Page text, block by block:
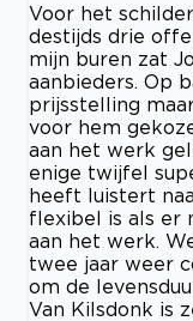
Voor het
destijds drie
mijn buren zat
aanbieders. Op
prijsstelling
voor hem
aan het werk
enige twijfel
heeft luistert
flexibel is als er
aan het werk.
twee jaar weer
om de
Van Kilsdonk is